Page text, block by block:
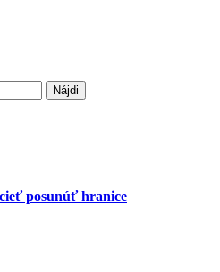
posunúť hranice